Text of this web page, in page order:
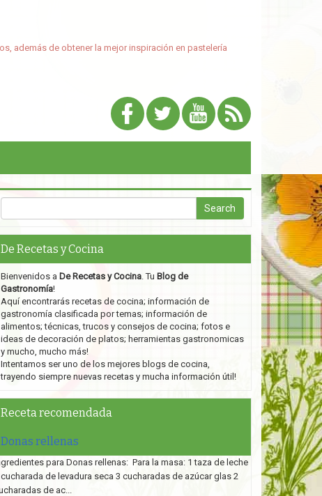
además de obtener la mejor inspiración en pastelería
De Recetas y Cocina
Bienvenidos a De Recetas y Cocina. Tu Blog de
Gastronomía!
Aquí encontrarás recetas de cocina; información de
gastronomía clasificada por temas; información de
alimentos; técnicas, trucos y consejos de cocina; fotos e
ideas de decoración de platos; herramientas gastronomicas
y mucho, mucho más!
Intentamos ser uno de los mejores blogs de cocina,
trayendo siempre nuevas recetas y mucha información útil!
Receta recomendada
Donas rellenas
para Donas rellenas: Para la masa: 1 taza de leche
cucharada de levadura seca 3 cucharadas de azúcar glas 2
de ac...